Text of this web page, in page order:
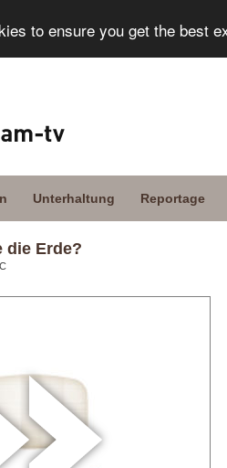
to ensure you get the best
Unterhaltung Reportage
die Erde?